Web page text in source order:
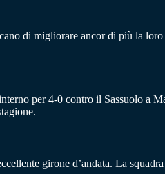
di migliorare ancor di più la
per 4-0 contro il Sassuolo a
girone d’andata. La